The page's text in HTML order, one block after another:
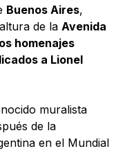
Buenos Aires,
de la Avenida
homenajes
a Lionel
muralista
de la
en el Mundial